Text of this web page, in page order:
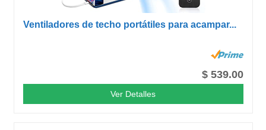
Ventiladores de techo portátiles para acampar...
$ 539.00
Ver Detalles